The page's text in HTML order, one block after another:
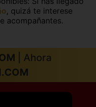
, quizá te interese
acompañantes.
| Ahora